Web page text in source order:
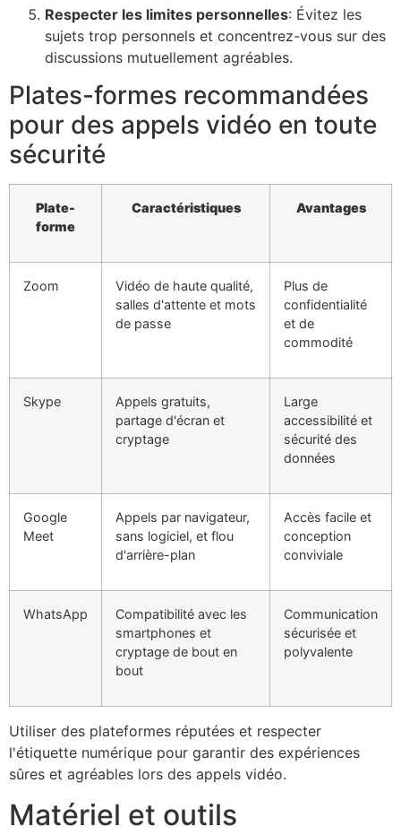
Respecter les limites personnelles: Évitez les
sujets trop personnels et concentrez-vous sur des
discussions mutuellement agréables.
Plates-formes recommandées
pour des appels vidéo en toute
sécurité
Plate-
forme
Caractéristiques Avantages
Zoom
Vidéo de haute qualité,
salles d'attente et mots
de passe
Plus de
confidentialité
et de
commodité
Skype
Appels gratuits,
partage d'écran et
cryptage
Large
accessibilité et
sécurité des
données
Google
Meet
Appels par navigateur,
sans logiciel, et flou
d'arrière-plan
Accès facile et
conception
conviviale
WhatsApp
Compatibilité avec les
smartphones et
cryptage de bout en
bout
Communication
sécurisée et
polyvalente
Utiliser des plateformes réputées et respecter
l'étiquette numérique pour garantir des expériences
sûres et agréables lors des appels vidéo.
Matériel et outils